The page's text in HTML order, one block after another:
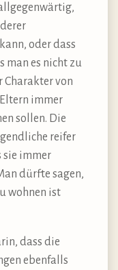
oder dass
man es nicht zu
Charakter von
immer
sollen. Die
reifer
sie immer
dürfte sagen,
wohnen ist
dass die
ebenfalls